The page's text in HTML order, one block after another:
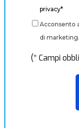
privacy*
Acconsento
di marketing.
(* Campi